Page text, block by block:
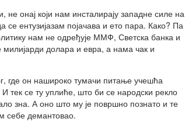
онај који нам инсталирају западне силе на
ентузијазам појачава и ето пара. Како? Па
нам не одређује ММФ, Светска банка и
милијарди долара и евра, а нама чак и
где он нашироко тумачи питање учешћа
се ту уплиће, што би се народски рекло
зна. А оно што му је површно познато и те
себе демантовао.